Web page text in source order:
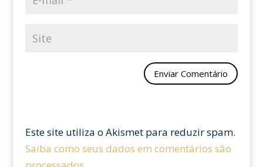
Este site utiliza o Akismet para reduzir spam.
Saiba como seus dados em comentários são